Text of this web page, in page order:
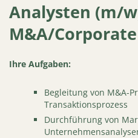
Analysten (m/
M&A/
Ihre Aufgaben:
Begleitung von M&A-
Transaktionsprozess
Durchführung von